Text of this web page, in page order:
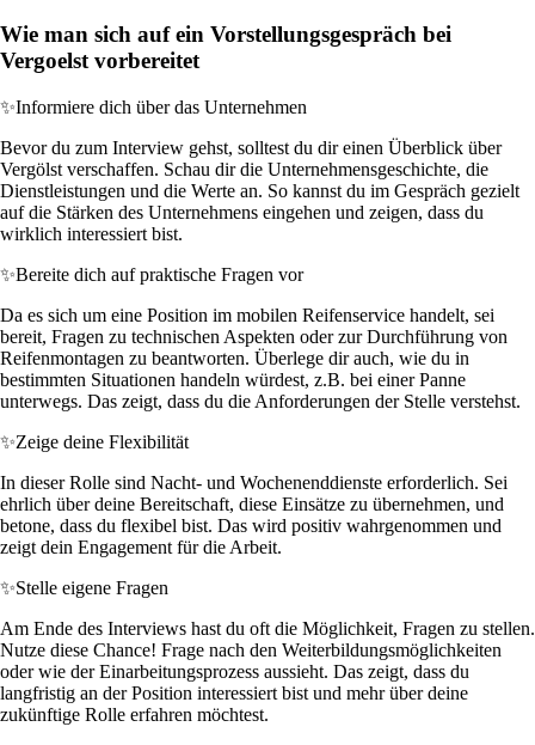
Wie man sich auf ein Vorstellungsgespräch bei
Vergoelst vorbereitet
✨Informiere dich über das Unternehmen
Bevor du zum Interview gehst, solltest du dir einen Überblick über
Vergölst verschaffen. Schau dir die Unternehmensgeschichte, die
Dienstleistungen und die Werte an. So kannst du im Gespräch gezielt
auf die Stärken des Unternehmens eingehen und zeigen, dass du
wirklich interessiert bist.
✨Bereite dich auf praktische Fragen vor
Da es sich um eine Position im mobilen Reifenservice handelt, sei
bereit, Fragen zu technischen Aspekten oder zur Durchführung von
Reifenmontagen zu beantworten. Überlege dir auch, wie du in
bestimmten Situationen handeln würdest, z.B. bei einer Panne
unterwegs. Das zeigt, dass du die Anforderungen der Stelle verstehst.
✨Zeige deine Flexibilität
In dieser Rolle sind Nacht- und Wochenenddienste erforderlich. Sei
ehrlich über deine Bereitschaft, diese Einsätze zu übernehmen, und
betone, dass du flexibel bist. Das wird positiv wahrgenommen und
zeigt dein Engagement für die Arbeit.
✨Stelle eigene Fragen
Am Ende des Interviews hast du oft die Möglichkeit, Fragen zu stellen.
Nutze diese Chance! Frage nach den Weiterbildungsmöglichkeiten
oder wie der Einarbeitungsprozess aussieht. Das zeigt, dass du
langfristig an der Position interessiert bist und mehr über deine
zukünftige Rolle erfahren möchtest.